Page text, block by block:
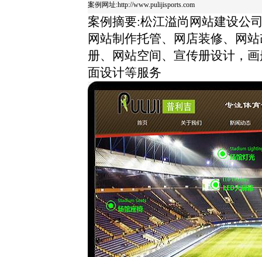
案例网址:http://www.pulijisports.com
案例摘要:松江溢尚网站建设公
网站制作托管、网店装修、网
册、网站空间、宣传册设计，
面设计等服务